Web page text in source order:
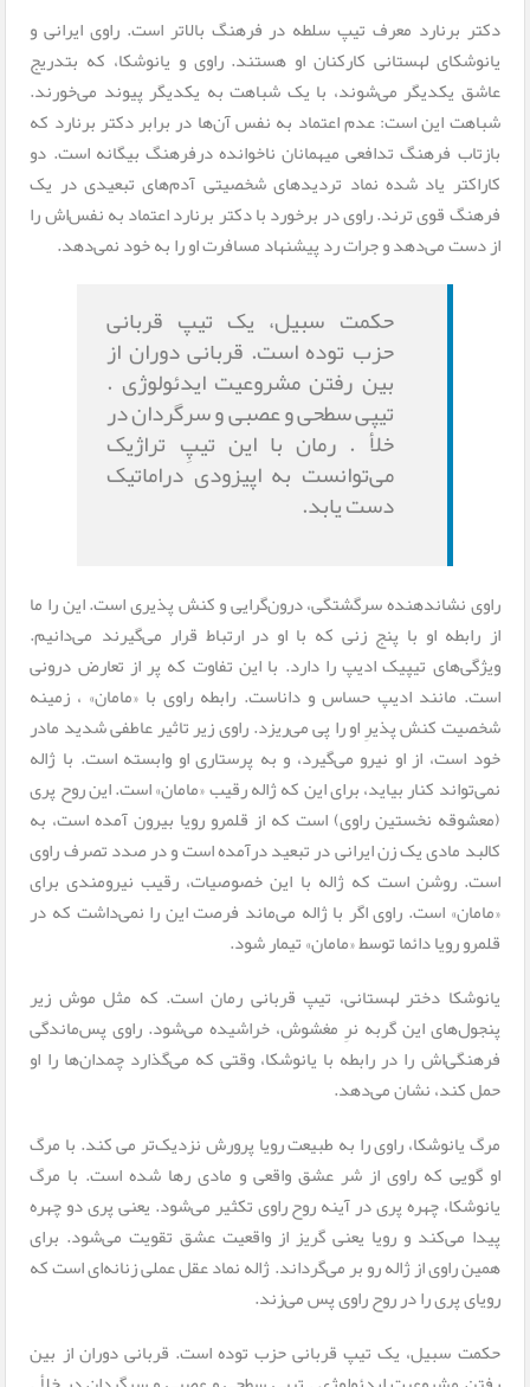
دکتر برنارد معرف تیپ سلطه در فرهنگ بالاتر است. راوی ایرانی و
یانوشکای لهستانی کارکنان او هستند. راوی و یانوشکا، که بتدریج
عاشق یکدیگر می‌شوند، با یک شباهت به یکدیگر پیوند می‌خورند.
شباهت این است: عدم اعتماد به نفس آن‌ها در برابر دکتر برنارد که
بازتاب فرهنگ تدافعی میهمانان ناخوانده درفرهنگ بیگانه است. دو
کاراکتر یاد شده نماد تردیدهای شخصیتی آدم‌های تبعیدی در یک
فرهنگ قوی ترند. راوی در برخورد با دکتر برنارد اعتماد به نفس‌اش را
از دست می‌دهد و جرات رد پیشنهاد مسافرت او را به خود نمی‌دهد.
حکمت سبیل، یک تیپ قربانی
حزب توده است. قربانی دوران از
بین رفتن مشروعیت ایدئولوژی .
تیپی سطحی و عصبی و سرگردان در
خلأ . رمان با این تیپِ تراژیک
می‌توانست به اپیزودی دراماتیک
دست یابد.
راوی نشاندهنده‌ سرگشتگی، درون‌گرایی و کنش پذیری است. این را ما
از رابطه‌ او با پنج زنی که با او در ارتباط قرار می‌گیرند می‌دانیم.
ویژگی‌های تیپیک ادیپ را دارد. با این تفاوت که پر از تعارض درونی
است. مانند ادیپ حساس و داناست. رابطه راوی با «مامان» ، زمینه
شخصیت کنش پذیرِ او را پی می‌ریزد. راوی زیر تاثیر عاطفی شدید مادر
خود است، از او نیرو می‌گیرد، و به پرستاری او وابسته است. با ژاله
نمی‌تواند کنار بیاید، برای این که ژاله رقیب «مامان» است. این روح پری
(معشوقه نخستین راوی) است که از قلمرو رویا بیرون آمده است، به
کالبد مادی یک زن ایرانی در تبعید درآمده است و در صدد تصرف راوی
است. روشن است که ژاله با این خصوصیات، رقیب نیرومندی برای
«مامان» است. راوی اگر با ژاله می‌ماند فرصت این را نمی‌داشت که در
قلمرو رویا دائما توسط «مامان» تیمار شود.
یانوشکا دختر لهستانی، تیپ قربانی رمان است. که مثل موش زیر
پنجول‌های این گربه نرِ مغشوش، خراشیده می‌شود. راوی پس‌ماندگی
فرهنگی‌اش را در رابطه با یانوشکا، وقتی که می‌گذارد چمدان‌ها را او
حمل کند، نشان می‌دهد.
مرگ یانوشکا، راوی را به طبیعت رویا پرورش نزدیک‌تر می کند. با مرگ
او گویی که راوی از شر عشق واقعی و مادی رها شده است. با مرگ
یانوشکا، چهره پری در آینه روح راوی تکثیر می‌شود. یعنی پری دو چهره
پیدا می‌کند و رویا یعنی گریز از واقعیت عشق تقویت می‌شود. برای
همین راوی از ژاله رو بر می‌گرداند. ژاله نماد عقل عملی زنانه‌ای است که
رویای پری را در روح راوی پس می‌زند.
حکمت سبیل، یک تیپ قربانی حزب توده است. قربانی دوران از بین